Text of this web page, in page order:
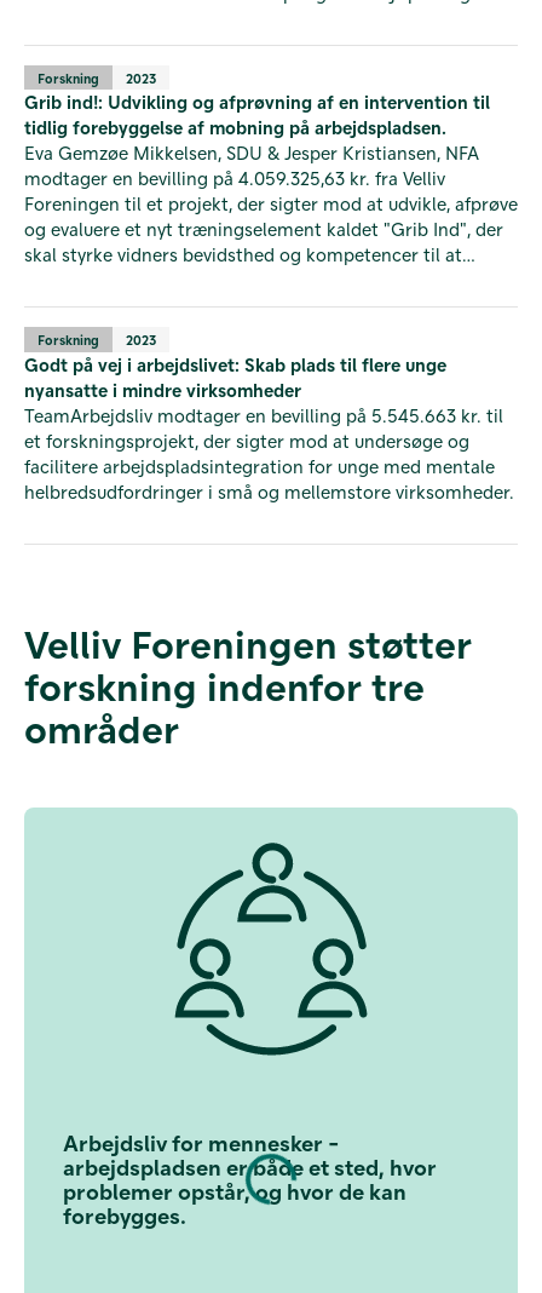
Forskning 2023
Grib ind!: Udvikling og afprøvning af en intervention til
tidlig forebyggelse af mobning på arbejdspladsen.
Eva Gemzøe Mikkelsen, SDU & Jesper Kristiansen, NFA
modtager en bevilling på 4.059.325,63 kr. fra Velliv
Foreningen til et projekt, der sigter mod at udvikle, afprøve
og evaluere et nyt træningselement kaldet "Grib Ind", der
skal styrke vidners bevidsthed og kompetencer til at
Forskning 2023
Godt på vej i arbejdslivet: Skab plads til flere unge
nyansatte i mindre virksomheder
TeamArbejdsliv modtager en bevilling på 5.545.663 kr. til
et forskningsprojekt, der sigter mod at undersøge og
facilitere arbejdspladsintegration for unge med mentale
helbredsudfordringer i små og mellemstore virksomheder.
Velliv Foreningen støtter
forskning indenfor tre
områder
Arbejdsliv for mennesker -
arbejdspladsen er både et sted, hvor
problemer opstår, og hvor de kan
forebygges.